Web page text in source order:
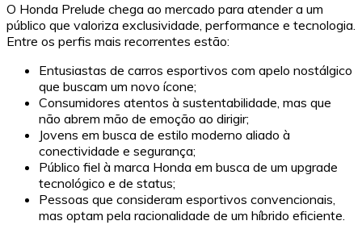
O Honda Prelude chega ao mercado para atender a um
público que valoriza exclusividade, performance e tecnologia.
Entre os perfis mais recorrentes estão:
Entusiastas de carros esportivos com apelo nostálgico
que buscam um novo ícone;
Consumidores atentos à sustentabilidade, mas que
não abrem mão de emoção ao dirigir;
Jovens em busca de estilo moderno aliado à
conectividade e segurança;
Público fiel à marca Honda em busca de um upgrade
tecnológico e de status;
Pessoas que consideram esportivos convencionais,
mas optam pela racionalidade de um híbrido eficiente.